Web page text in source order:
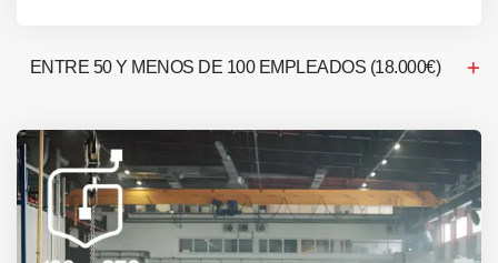
ENTRE 50 Y MENOS DE 100 EMPLEADOS (18.000€)